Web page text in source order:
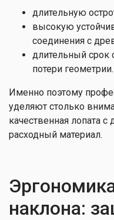
длительную
высокую
соединения с
длительный срок
потери геометрии.
Именно поэтому
уделяют столько
качественная лопата
расходный материал.
наклона: